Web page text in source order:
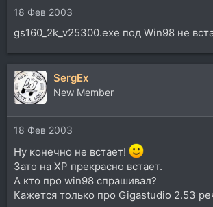
18 Фев 2003
gs160_2k_v25300.exe под Win98 не
SergEx
New Member
18 Фев 2003
Ну конечно не встает!
Зато на XP прекрасно встает.
А кто про win98 спрашивал?
Кажется только про Gigastudio 2.53